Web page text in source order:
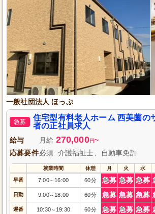
一般社団法人 ほっぷ
急募
住宅型有料老人ホーム 西美薗の
者の正社員求人
給与 月給 270,000円~
応募要件必須: 介護福祉士、自動車免許
就業時間 休憩 月 火 水
早番 7:00～ 16:00 60分 急募 急募 急募
日勤 9:00～ 18:00 60分 急募 急募 急募
遅番 10:30～ 19:30 60分 急募 急募 急募